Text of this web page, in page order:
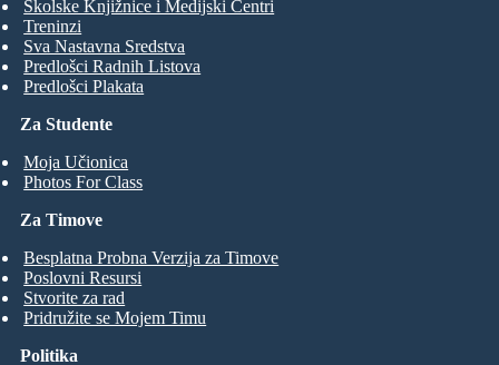
Za Studente
Moja Učionica
Photos For Class
Školske Knjižnice i Medijski Centri
Treninzi
Sva Nastavna Sredstva
Predlošci Radnih Listova
Predlošci Plakata
Za Timove
Besplatna Probna Verzija za Timove
Poslovni Resursi
Stvorite za rad
Pridružite se Mojem Timu
Politika